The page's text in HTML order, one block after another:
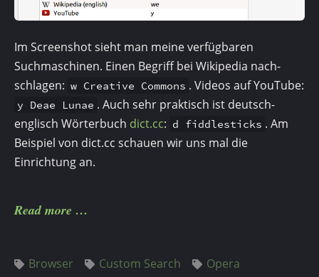
Im Screenshot sieht man meine verfügbaren
Suchmaschinen. Einen Begriff bei Wikipedia nach­
schlagen: w Creative Commons . Videos auf YouTube:
y Deae Lunae . Auch sehr praktisch ist deutsch-
englisch Wörterbuch dict.cc: d fiddlesticks . Am
Beispiel von dict.cc schauen wir uns mal die
Einrichtung an.
Read more
Browser Custom Search
Opera